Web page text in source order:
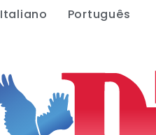
Italiano Português